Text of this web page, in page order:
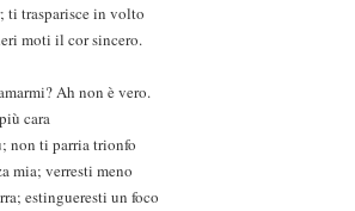
ti trasparisce in volto
moti il cor sincero.
Ah non è vero.
cara
non ti parria trionfo
mia; verresti meno
estingueresti un foco